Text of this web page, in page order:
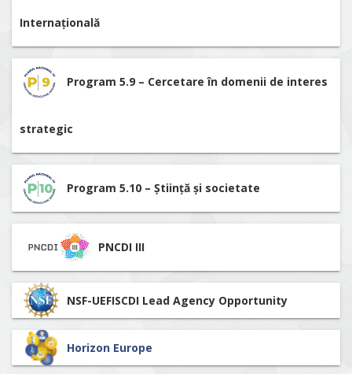
Internațională
Program 5.9 – Cercetare în domenii de interes
strategic
Program 5.10 – Știință și societate
PNCDI III
NSF-UEFISCDI Lead Agency Opportunity
Horizon Europe